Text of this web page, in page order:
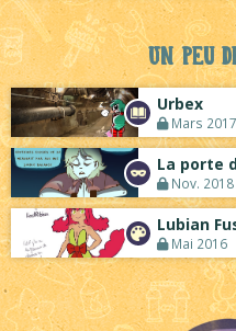
Un peu
Urbex
Mars 2017
La porte
Nov. 2018
Lubian
Mai 2016